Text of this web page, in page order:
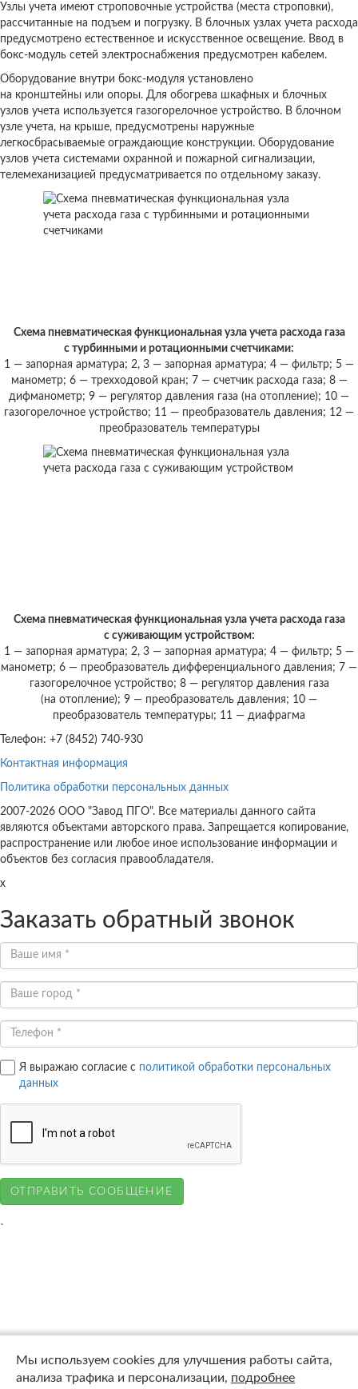
Узлы учета имеют строповочные устройства (места строповки),
рассчитанные на подъем и погрузку. В блочных узлах учета расхода
предусмотрено естественное и искусственное освещение. Ввод в
бокс-модуль сетей электроснабжения предусмотрен кабелем.
Оборудование внутри бокс-модуля установлено
на кронштейны или опоры. Для обогрева шкафных и блочных
узлов учета используется газогорелочное устройство. В блочном
узле учета, на крыше, предусмотрены наружные
легкосбрасываемые ограждающие конструкции. Оборудование
узлов учета системами охранной и пожарной сигнализации,
телемеханизацией предусматривается по отдельному заказу.
Схема пневматическая функциональная узла учета расхода газа
с турбинными и ротационными счетчиками:
1 — запорная арматура; 2, 3 — запорная арматура; 4 — фильтр; 5 —
манометр; 6 — трехходовой кран; 7 — счетчик расхода газа; 8 —
дифманометр; 9 — регулятор давления газа (на отопление); 10 —
газогорелочное устройство; 11 — преобразователь давления; 12 —
преобразователь температуры
Схема пневматическая функциональная узла учета расхода газа
с суживающим устройством:
1 — запорная арматура; 2, 3 — запорная арматура; 4 — фильтр; 5 —
манометр; 6 — преобразователь дифференциального давления; 7 —
газогорелочное устройство; 8 — регулятор давления газа
(на отопление); 9 — преобразователь давления; 10 —
преобразователь температуры; 11 — диафрагма
Телефон: +7 (8452) 740-930
Контактная информация
Политика обработки персональных данных
2007-2026 ООО "Завод ПГО". Все материалы данного сайта
являются объектами авторского права. Запрещается копирование,
распространение или любое иное использование информации и
объектов без согласия правообладателя.
x
Заказать обратный звонок
Я выражаю согласие с политикой обработки персональных
данных
Мы используем cookies для улучшения работы сайта,
анализа трафика и персонализации, подробнее